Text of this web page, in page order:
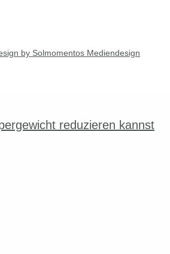
by Solmomentos Mediendesign